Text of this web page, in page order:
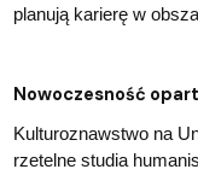
planują karierę w
Nowoczesność
Kulturoznawstwo na
rzetelne studia